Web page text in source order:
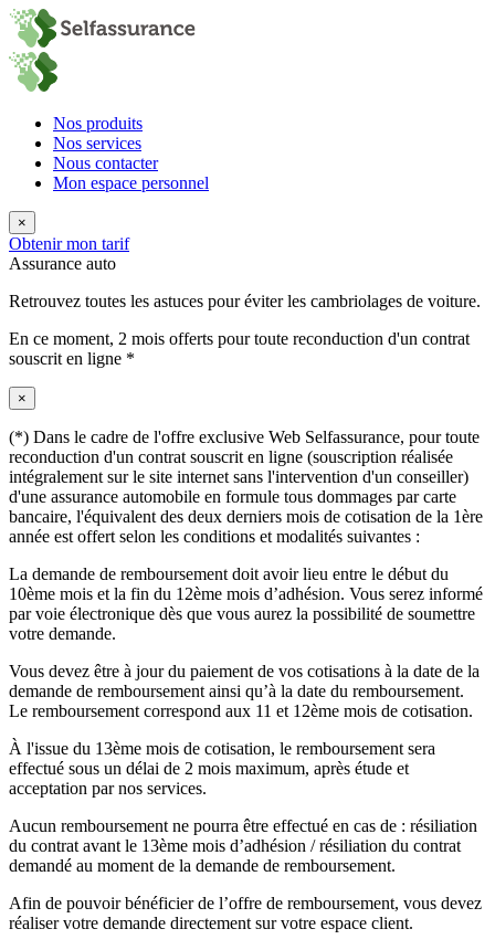
Nos produits
Nos services
Nous contacter
Mon espace personnel
×
Obtenir mon tarif
Assurance auto
Retrouvez toutes les astuces pour éviter les cambriolages de voiture.
En ce moment, 2 mois offerts pour toute reconduction d'un contrat
souscrit en ligne *
×
(*) Dans le cadre de l'offre exclusive Web Selfassurance, pour toute
reconduction d'un contrat souscrit en ligne (souscription réalisée
intégralement sur le site internet sans l'intervention d'un conseiller)
d'une assurance automobile en formule tous dommages par carte
bancaire, l'équivalent des deux derniers mois de cotisation de la 1ère
année est offert selon les conditions et modalités suivantes :
La demande de remboursement doit avoir lieu entre le début du
10ème mois et la fin du 12ème mois d’adhésion. Vous serez informé
par voie électronique dès que vous aurez la possibilité de soumettre
votre demande.
Vous devez être à jour du paiement de vos cotisations à la date de la
demande de remboursement ainsi qu’à la date du remboursement.
Le remboursement correspond aux 11 et 12ème mois de cotisation.
À l'issue du 13ème mois de cotisation, le remboursement sera
effectué sous un délai de 2 mois maximum, après étude et
acceptation par nos services.
Aucun remboursement ne pourra être effectué en cas de : résiliation
du contrat avant le 13ème mois d’adhésion / résiliation du contrat
demandé au moment de la demande de remboursement.
Afin de pouvoir bénéficier de l’offre de remboursement, vous devez
réaliser votre demande directement sur votre espace client.